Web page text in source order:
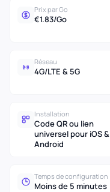
Prix par Go
€1.83/Go
Réseau
4G/LTE & 5G
Installation
Code QR ou lien
universel pour iOS &
Android
Temps de configuration
Moins de 5 minutes